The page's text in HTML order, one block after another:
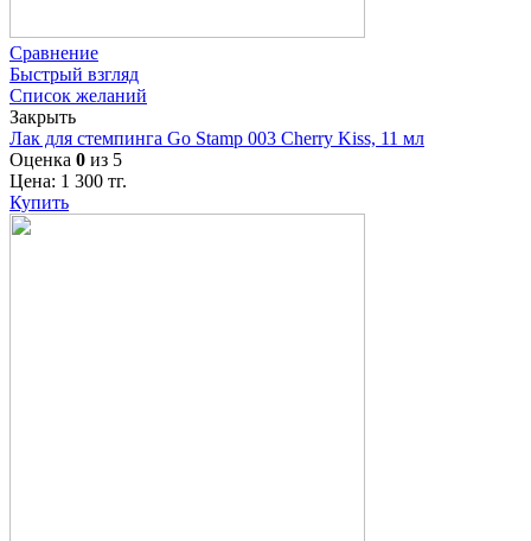
Сравнение
Быстрый взгляд
Список желаний
Закрыть
Лак для стемпинга Go Stamp 003 Cherry Kiss, 11 мл
Оценка 0 из 5
Цена: 1 300 тг.
Купить